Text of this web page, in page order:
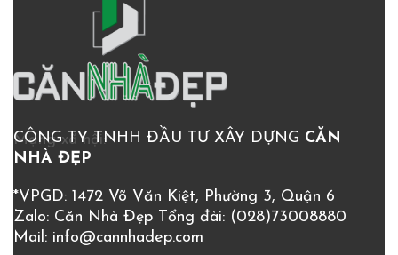
Mạng xã hội:
CÔNG TY TNHH ĐẦU TƯ XÂY DỰNG CĂN
NHÀ ĐẸP
*VPGD: 1472 Võ Văn Kiệt, Phường 3, Quận 6
Zalo: Căn Nhà Đẹp Tổng đài: (028)73008880
Mail: info@cannhadep.com